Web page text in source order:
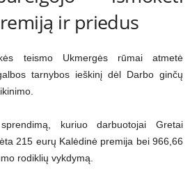
ir priedus
teismo Ukmergės rūmai atmetė
tarnybos ieškinį dėl Darbo ginčų
kuriuo darbuotojai Gretai
215 eurų Kalėdinė premija bei 966,66
rodiklių vykdymą.